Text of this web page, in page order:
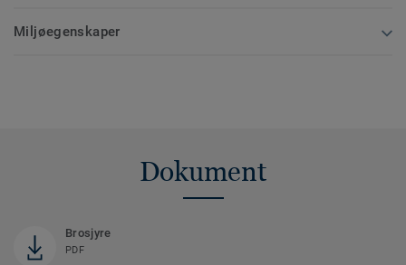
Miljøegenskaper
Dokument
Brosjyre
PDF